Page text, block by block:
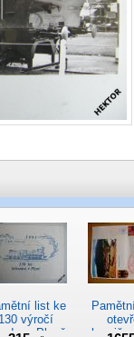
list ke
130 výročí
Plzeň